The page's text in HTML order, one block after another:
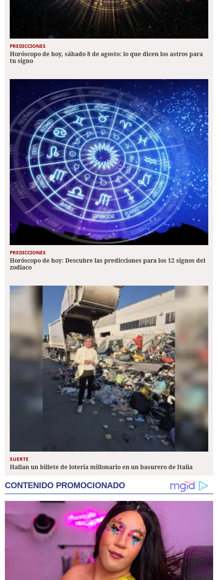
PREDICCIONES
Horóscopo de hoy, sábado 8 de agosto: lo que dicen los astros para
tu signo
PREDICCIONES
Horóscopo de hoy: Descubre las predicciones para los 12 signos del
zodiaco
SUERTE
Hallan un billete de lotería millonario en un basurero de Italia
CONTENIDO PROMOCIONADO